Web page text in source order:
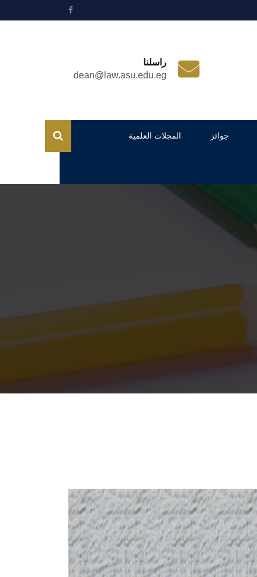
راسلنا
dean@law.asu.edu.eg
جوائز المجلات العلمية